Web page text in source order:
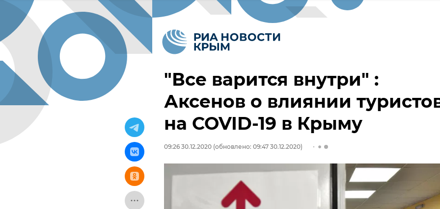
"Все варится внутри" :
Аксенов о влиянии
на COVID-19 в Крыму
09:26 30.12.2020 (обновлено: 09:47 30.12.2020)